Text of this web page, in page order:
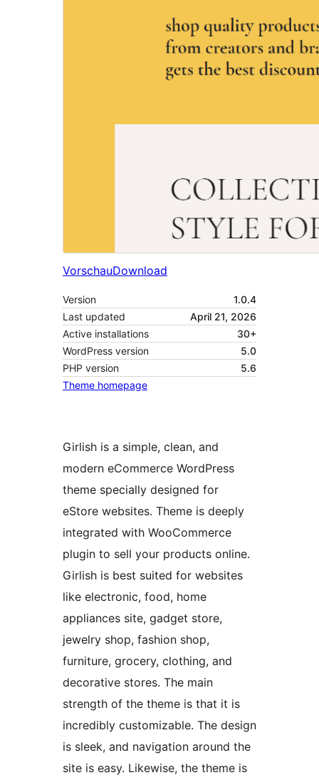
VorschauDownload
Version
1.0.4
Last updated
April 21, 2026
Active installations
30+
WordPress version
5.0
PHP version
5.6
Theme homepage
Girlish is a simple, clean, and
modern eCommerce WordPress
theme specially designed for
eStore websites. Theme is deeply
integrated with WooCommerce
plugin to sell your products online.
Girlish is best suited for websites
like electronic, food, home
appliances site, gadget store,
jewelry shop, fashion shop,
furniture, grocery, clothing, and
decorative stores. The main
strength of the theme is that it is
incredibly customizable. The design
is sleek, and navigation around the
site is easy. Likewise, the theme is